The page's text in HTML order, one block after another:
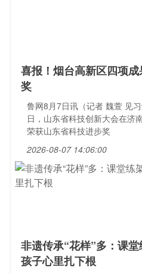
喜报！烟台高新区四项
奖
鲁网8月7日讯（记者 魏萱 见
日，山东省科技创新大会在济
荣获山东省科技进步奖
2026-08-07 14:06:00
非遗传承“花样”多：课
孩子心里扎下根